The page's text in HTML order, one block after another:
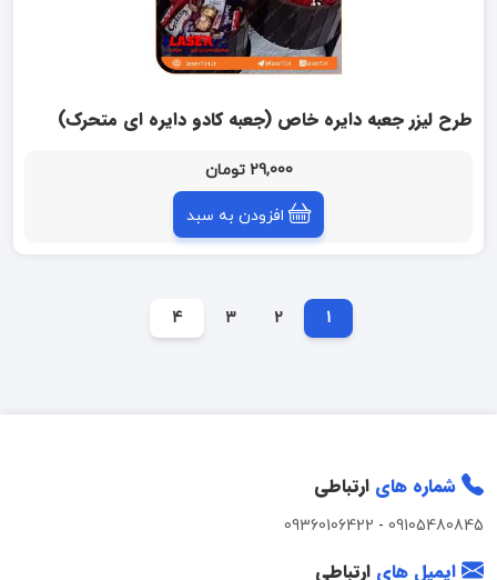
طرح لیزر جعبه دایره خاص (جعبه کادو دایره ای متحرک)
29,000 تومان
افزودن به سبد
1
2
3
4
شماره های ارتباطی
09105480845
-
09360106422
ایمیل های ارتباطی